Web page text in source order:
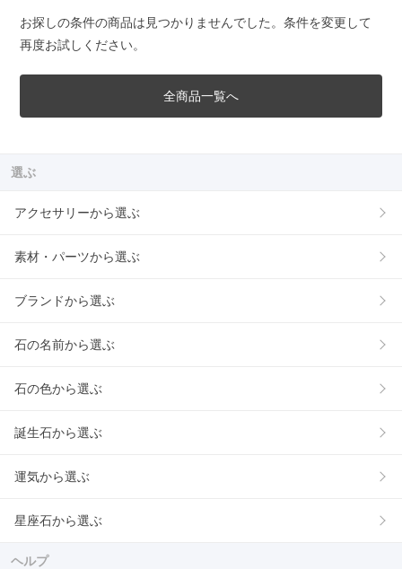
お探しの条件の商品は見つかりませんでした。条件を変更して
再度お試しください。
全商品一覧へ
選ぶ
アクセサリーから選ぶ
素材・パーツから選ぶ
ブランドから選ぶ
石の名前から選ぶ
石の色から選ぶ
誕生石から選ぶ
運気から選ぶ
星座石から選ぶ
ヘルプ